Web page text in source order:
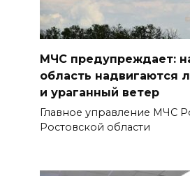
ВСЕ КАК ЕСТЬ.
Украина. Страна
сирот...
07 августа 2026 16:11
В Чертковском
МЧС предупреждает:
область надвигаются
и ураганный ветер
Главное управление МЧС
Ростовской области